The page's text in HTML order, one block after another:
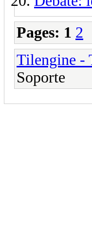
Pages: 1 2
Tilengine -
Soporte